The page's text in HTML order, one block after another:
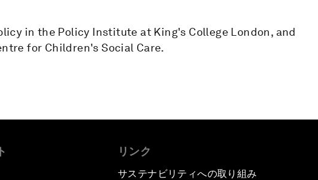
in the Policy Institute at King's College London, and
for Children's Social Care.
リンク
サステナビリティへの取り組み